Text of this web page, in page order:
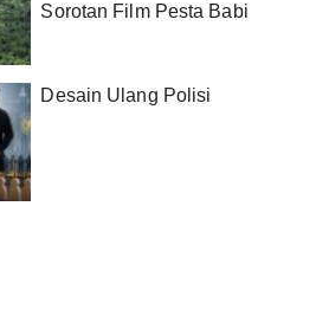
Sorotan Film Pesta Babi
Desain Ulang Polisi